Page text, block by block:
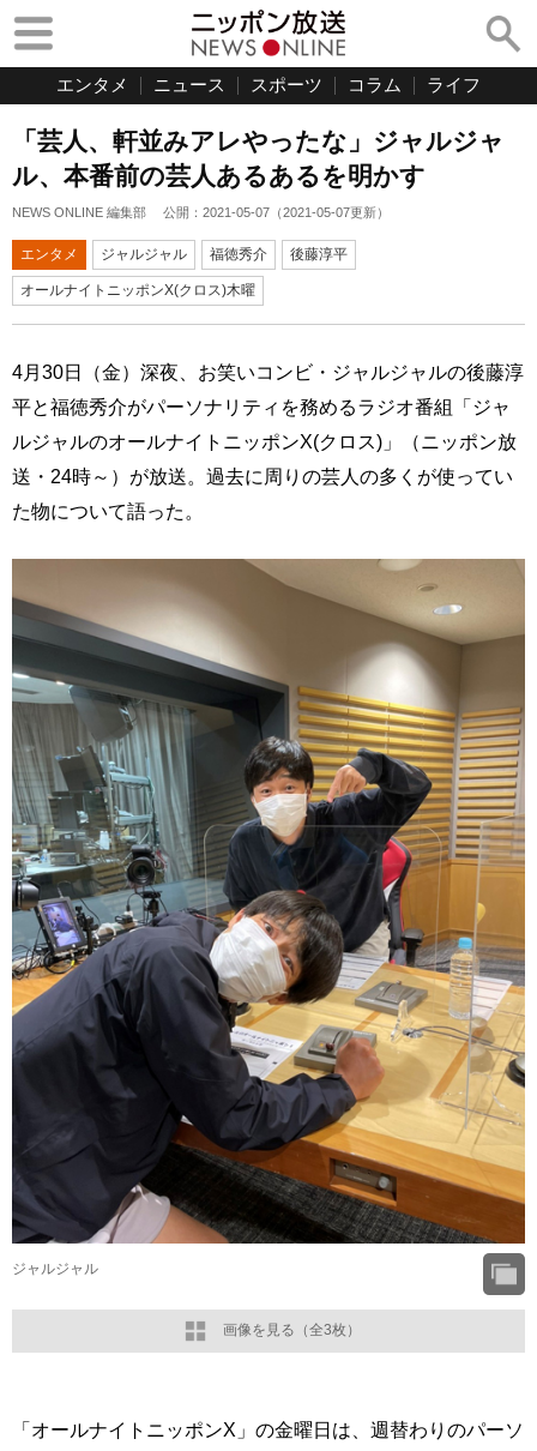
エンタメ ニュース スポーツ コラム ライフ
「芸人、軒並みアレやったな」ジャルジャ
ル、本番前の芸人あるあるを明かす
NEWS ONLINE 編集部 公開： 2021-05-07 （2021-05-07更新）
エンタメ ジャルジャル 福徳秀介 後藤淳平
オールナイトニッポンX(クロス)木曜
4月30日（金）深夜、お笑いコンビ・ジャルジャルの後藤淳
平と福徳秀介がパーソナリティを務めるラジオ番組「ジャ
ルジャルのオールナイトニッポンX(クロス)」（ニッポン放
送・24時～）が放送。過去に周りの芸人の多くが使ってい
た物について語った。
画像を見る（全3枚）
ジャルジャル
「オールナイトニッポンX」の金曜日は、週替わりのパーソ